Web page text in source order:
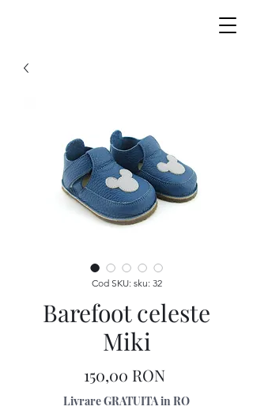
Cod SKU: sku: 32
Barefoot celeste
Miki
150,00 RONPreț
Livrare GRATUITA in RO